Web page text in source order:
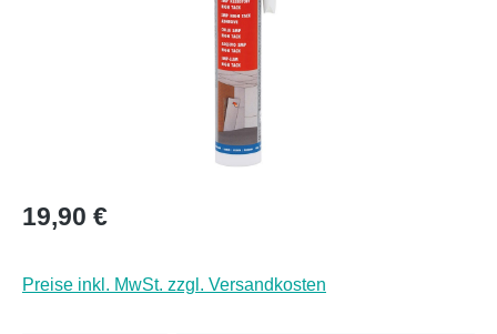
Regulärer Preis:
19,90 €
Preise inkl. MwSt. zzgl. Versandkosten